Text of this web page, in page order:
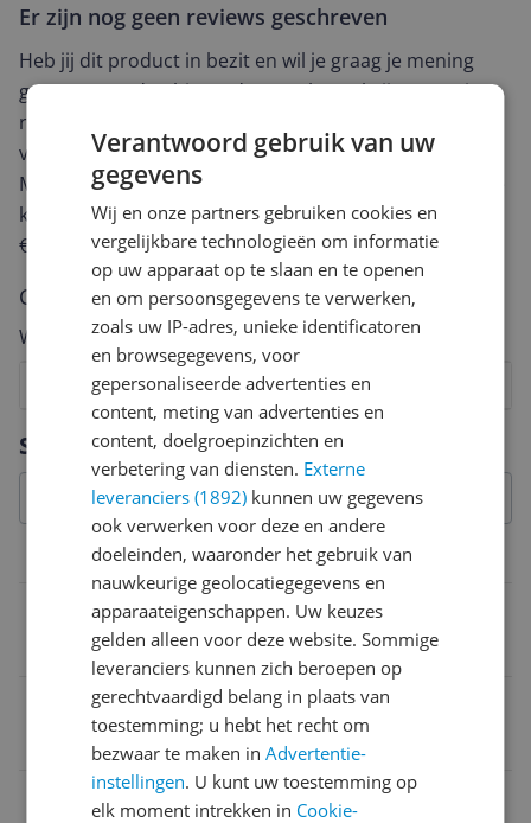
Specificaties
Belangrijkste kenmerken
Inclusief voorversterker
Toerental
Speakers
Er zijn nog geen reviews geschreven
Heb jij dit product in bezit en wil je graag je mening
geven? Start dan hieronder met het schrijven van je
review. Afhankelijk van de details duurt het schrijven
van een review gemiddeld tussen de 3 en 10 minuten.
Met jouw mening help je andere bezoekers een betere
keuze te maken én maak je iedere maand kans op
€250,-!
Klik hier voor de actievoorwaarden.
Cijfer
Welk cijfer geef jij dit product?
7
6
5
4
3
2
Vraag 1 van 4
Verantwoord gebruik van uw
gegevens
Wij en onze partners gebruiken cookies en
vergelijkbare technologieën om informatie
op uw apparaat op te slaan en te openen
en om persoonsgegevens te verwerken,
zoals uw IP-adres, unieke identificatoren
en browsegegevens, voor
gepersonaliseerde advertenties en
content, meting van advertenties en
content, doelgroepinzichten en
verbetering van diensten. Externe
leveranciers (1892) kunnen uw gegevens
ook verwerken voor deze en andere
doeleinden, waaronder het gebruik van
nauwkeurige geolocatiegegevens en
apparaateigenschappen. Uw keuzes
gelden alleen voor deze website. Sommige
leveranciers kunnen zich beroepen op
gerechtvaardigd belang in plaats van
toestemming; u hebt het recht om
bezwaar te maken inAdvertentie-
instellingen. U kunt uw toestemming op
elk moment intrekken in Cookie-